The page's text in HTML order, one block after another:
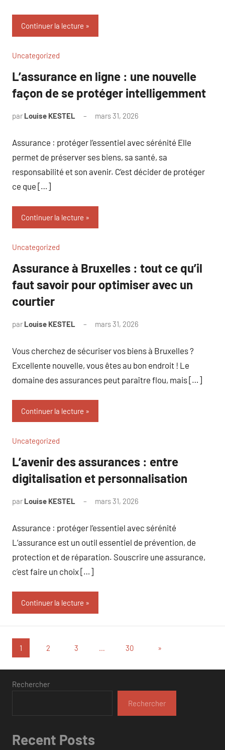
Continuer la lecture
Uncategorized
L’assurance en ligne : une nouvelle
façon de se protéger intelligemment
par Louise KESTEL mars 31, 2026
Assurance : protéger l’essentiel avec sérénité Elle
permet de préserver ses biens, sa santé, sa
responsabilité et son avenir. C’est décider de protéger
ce que […]
Continuer la lecture
Uncategorized
Assurance à Bruxelles : tout ce qu’il
faut savoir pour optimiser avec un
courtier
par Louise KESTEL mars 31, 2026
Vous cherchez de sécuriser vos biens à Bruxelles ?
Excellente nouvelle, vous êtes au bon endroit ! Le
domaine des assurances peut paraître flou, mais […]
Continuer la lecture
Uncategorized
L’avenir des assurances : entre
digitalisation et personnalisation
par Louise KESTEL mars 31, 2026
Assurance : protéger l’essentiel avec sérénité
L’assurance est un outil essentiel de prévention, de
protection et de réparation. Souscrire une assurance,
c’est faire un choix […]
Continuer la lecture
Pagination
des
publications
1 2 3 … 30
Articles
»
Rechercher
Rechercher
Recent Posts